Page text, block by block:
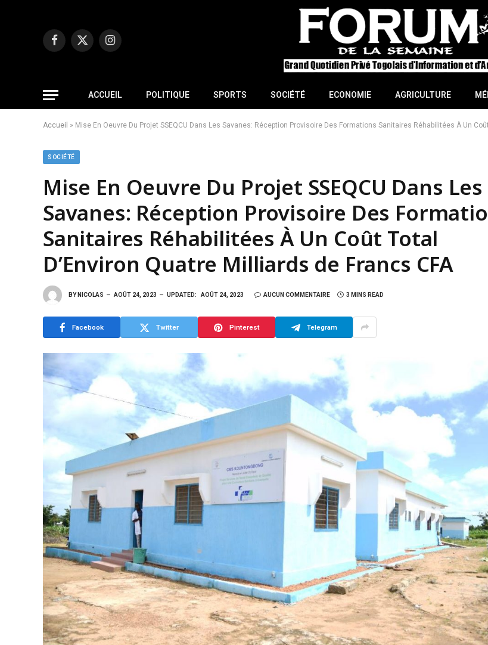
Facebook
X
Instagram
ACCUEIL POLITIQUE SPORTS SOCIÉTÉ ECONOMIE AGRICULTURE
Accueil » Mise En Oeuvre Du Projet SSEQCU Dans Les Savanes: Réception Provisoire Des Formations Sanitaires Réhabilitées À Un
SOCIÉTÉ
Mise En Oeuvre Du Projet SSEQCU Dans Les
Savanes: Réception Provisoire Des
Sanitaires Réhabilitées À Un Coût Total
D’Environ Quatre Milliards de Francs CFA
BY NICOLAS AOÛT 24, 2023 UPDATED: AOÛT 24, 2023 AUCUN COMMENTAIRE 3 MINS READ
Facebook Twitter Pinterest Telegram